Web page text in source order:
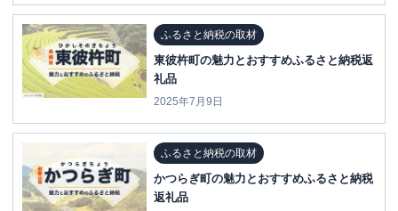
ふるさと納税の取材
東彼杵町の魅力とおすすめふるさと納税返
礼品
2025年7月9日
ふるさと納税の取材
かつらぎ町の魅力とおすすめふるさと納税
返礼品